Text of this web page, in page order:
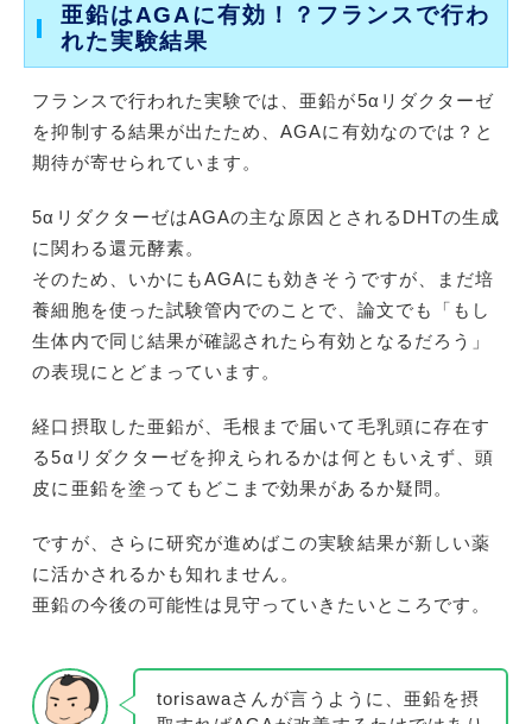
亜鉛はAGAに有効！？フランスで行わ
れた実験結果
フランスで行われた実験では、亜鉛が5αリダクターゼ
を抑制する結果が出たため、AGAに有効なのでは？と
期待が寄せられています。
5αリダクターゼはAGAの主な原因とされるDHTの生成
に関わる還元酵素。
そのため、いかにもAGAにも効きそうですが、まだ培
養細胞を使った試験管内でのことで、論文でも「もし
生体内で同じ結果が確認されたら有効となるだろう」
の表現にとどまっています。
経口摂取した亜鉛が、毛根まで届いて毛乳頭に存在す
る5αリダクターゼを抑えられるかは何ともいえず、頭
皮に亜鉛を塗ってもどこまで効果があるか疑問。
ですが、さらに研究が進めばこの実験結果が新しい薬
に活かされるかも知れません。
亜鉛の今後の可能性は見守っていきたいところです。
torisawaさんが言うように、亜鉛を摂